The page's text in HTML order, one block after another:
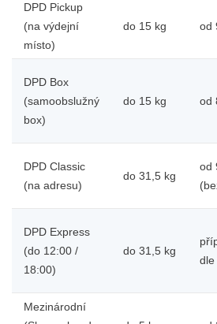
DPD Pickup
(na výdejní
místo)
do 15 kg od
DPD Box
(samoobslužný
box)
do 15 kg od
DPD Classic
(na adresu)
do 31,5 kg
od
DPD Express
(do 12:00 /
18:00)
do 31,5 kg
dle
Mezinárodní